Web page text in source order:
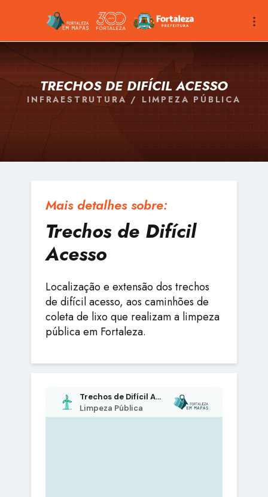
TRECHOS DE DIFÍCIL ACESSO
INFRAESTRUTURA / LIMPEZA PÚBLICA
Mais detalhes sobre:
Trechos de Difícil
Acesso
Localização e extensão dos trechos
de difícil acesso, aos caminhões de
coleta de lixo que realizam a limpeza
pública em Fortaleza.